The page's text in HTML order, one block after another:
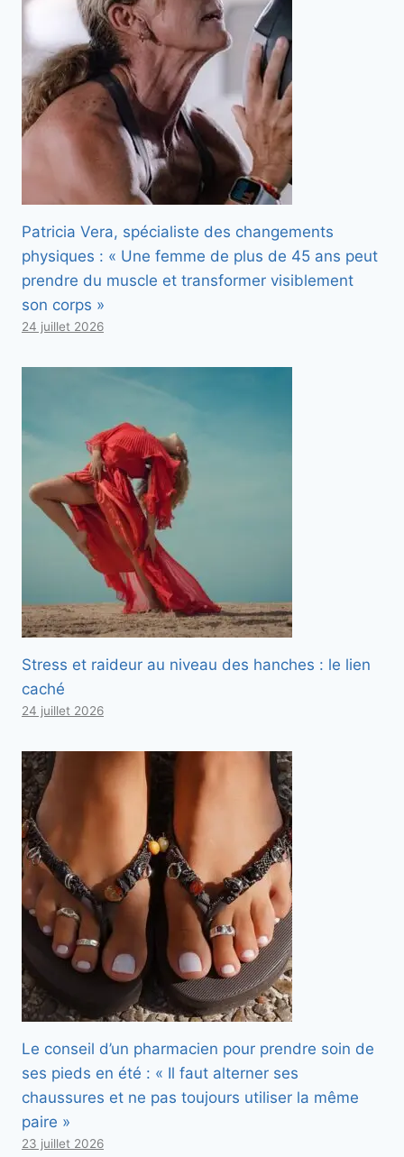
Patricia Vera, spécialiste des changements
physiques : « Une femme de plus de 45 ans peut
prendre du muscle et transformer visiblement
son corps »
24 juillet 2026
Stress et raideur au niveau des hanches : le lien
caché
24 juillet 2026
Le conseil d’un pharmacien pour prendre soin de
ses pieds en été : « Il faut alterner ses
chaussures et ne pas toujours utiliser la même
paire »
23 juillet 2026